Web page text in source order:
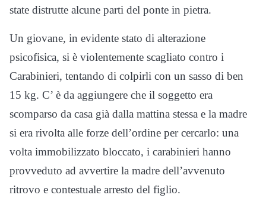
state distrutte alcune parti del ponte in pietra.
Un giovane, in evidente stato di alterazione
psicofisica, si è violentemente scagliato contro i
Carabinieri, tentando di colpirli con un sasso di ben
15 kg. C’ è da aggiungere che il soggetto era
scomparso da casa già dalla mattina stessa e la madre
si era rivolta alle forze dell’ordine per cercarlo: una
volta immobilizzato bloccato, i carabinieri hanno
provveduto ad avvertire la madre dell’avvenuto
ritrovo e contestuale arresto del figlio.